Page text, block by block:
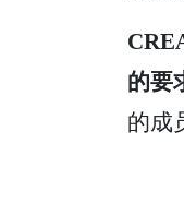
的要
的成